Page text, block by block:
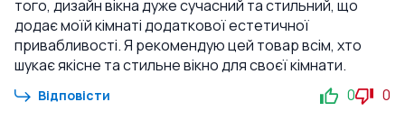
того, дизайн вікна дуже сучасний та стильний, що
додає моїй кімнаті додаткової естетичної
привабливості. Я рекомендую цей товар всім, хто
шукає якісне та стильне вікно для своєї кімнати.
Відповісти 0 0